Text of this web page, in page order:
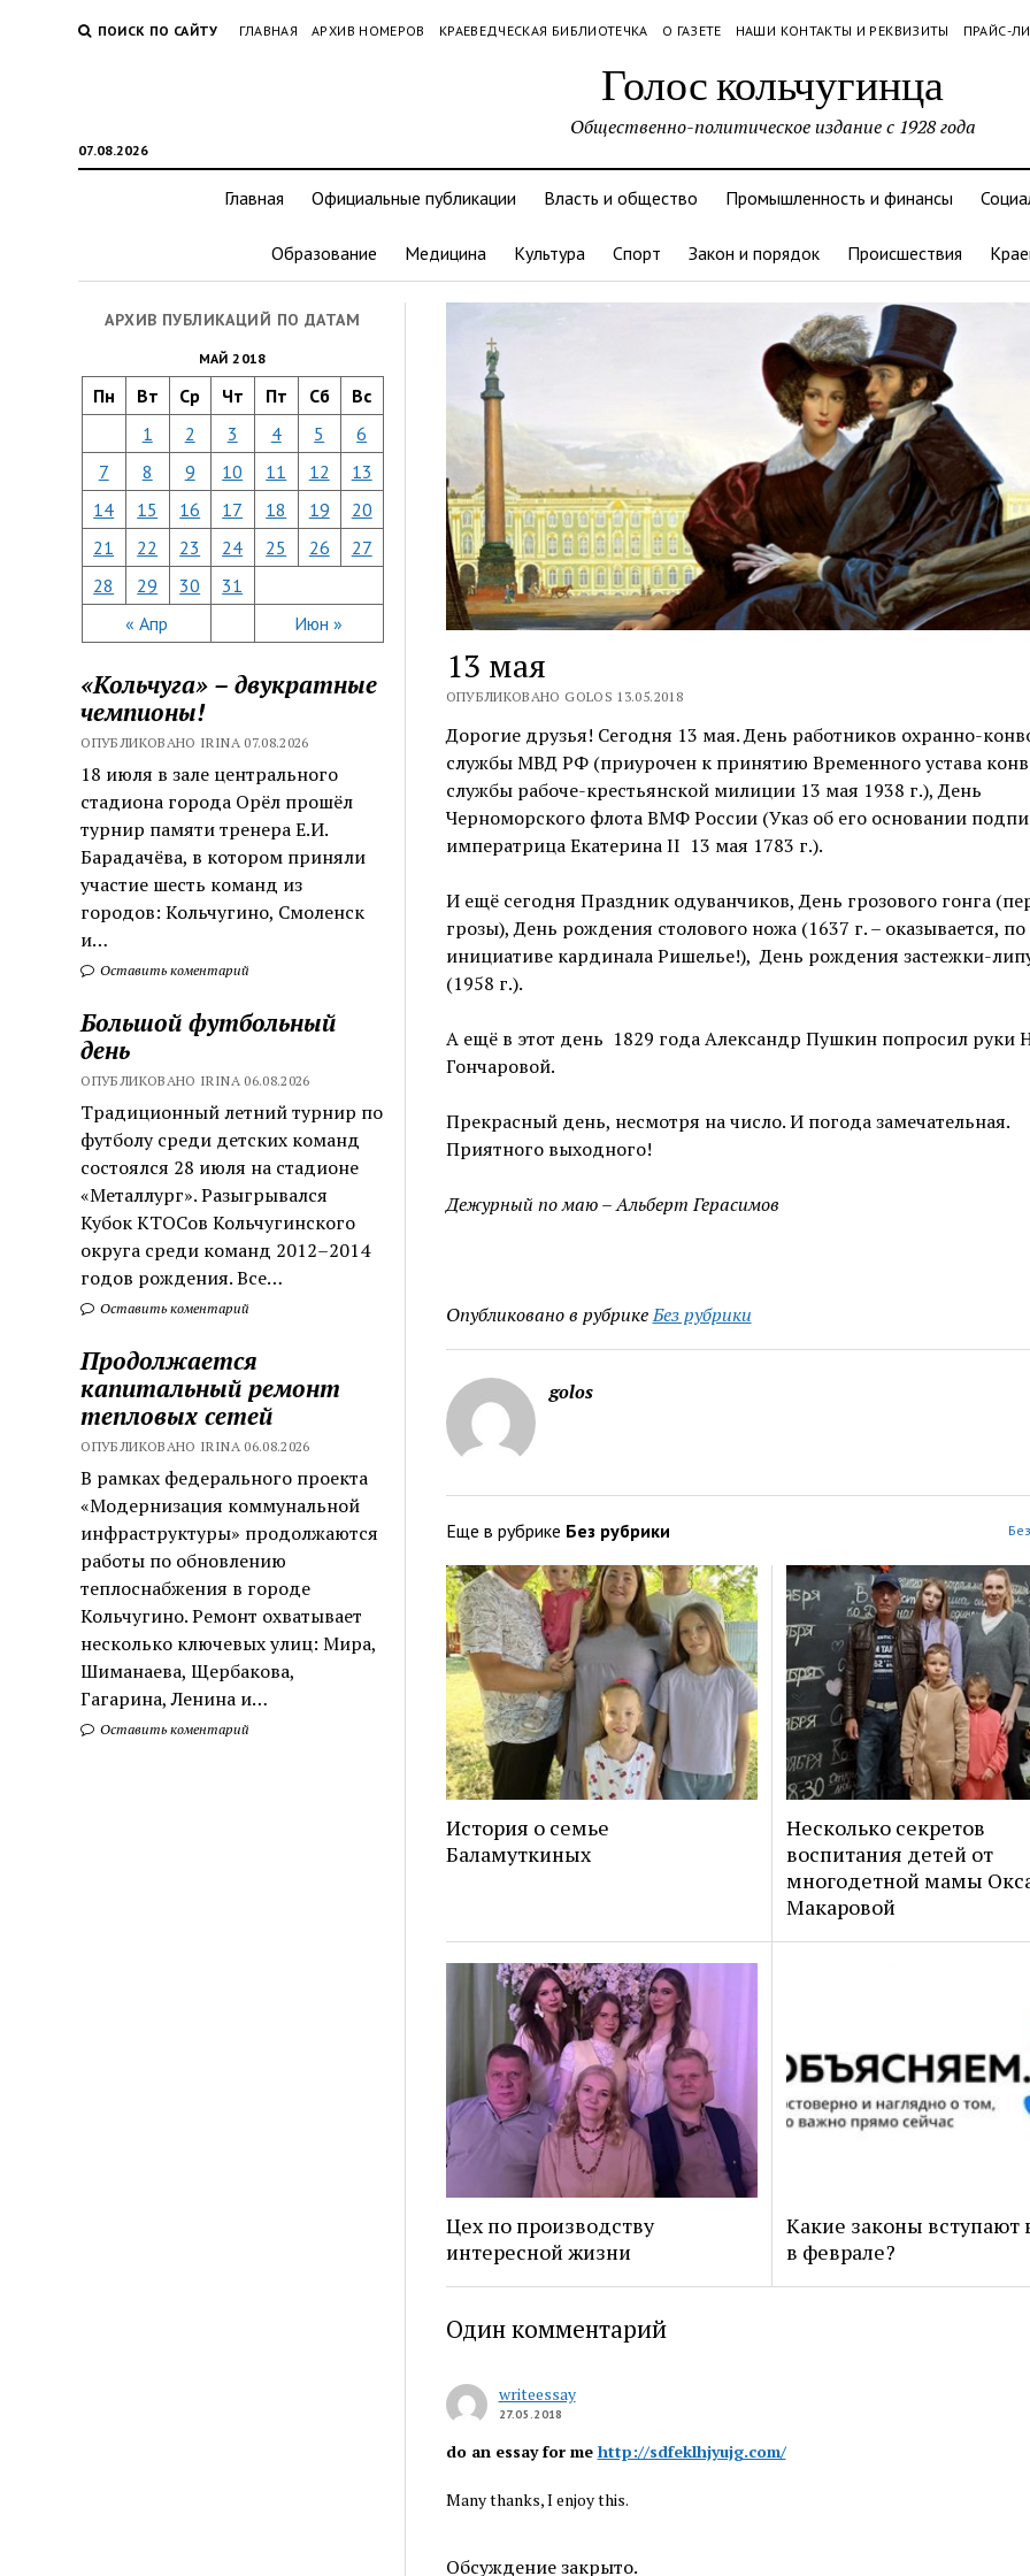
ПОИСК ПО САЙТУ ГЛАВНАЯ АРХИВ НОМЕРОВ КРАЕВЕДЧЕСКАЯ БИБЛИОТЕЧКА О ГАЗЕТЕ НАШИ КОНТАКТЫ И РЕКВИЗИТЫ ПРАЙС-
Голос кольчугинца
07.08.2026
Общественно-политическое издание с 1928 года
Главная Официальные публикации Власть и общество Промышленность и финансы
Образование Медицина Культура Спорт Закон и порядок Происшествия
АРХИВ ПУБЛИКАЦИЙ ПО ДАТАМ
МАЙ 2018
Пн Вт Ср Чт Пт Сб Вс
« Апр Июн »
1 2 3 4 5
6
7
8 9 10 11 12
13
14
15 16 17 18 19
20
21
22 23 24 25 26
27
28
29 30 31
«Кольчуга» – двукратные
чемпионы!
ОПУБЛИКОВАНО IRINA 07.08.2026
18 июля в зале центрального
стадиона города Орёл прошёл
турнир памяти тренера Е.И.
Барадачёва, в котором приняли
участие шесть команд из
городов: Кольчугино, Смоленск
и…
Оставить коментарий
Большой футбольный
день
ОПУБЛИКОВАНО IRINA 06.08.2026
Традиционный летний турнир по
футболу среди детских команд
состоялся 28 июля на стадионе
«Металлург». Разыгрывался
Кубок КТОСов Кольчугинского
округа среди команд 2012–2014
годов рождения. Все…
Оставить коментарий
Продолжается
капитальный ремонт
тепловых сетей
ОПУБЛИКОВАНО IRINA 06.08.2026
В рамках федерального проекта
«Модернизация коммунальной
инфраструктуры» продолжаются
работы по обновлению
теплоснабжения в городе
Кольчугино. Ремонт охватывает
несколько ключевых улиц: Мира,
Шиманаева, Щербакова,
Гагарина, Ленина и…
Оставить коментарий
13 мая
ОПУБЛИКОВАНО GOLOS 13.05.2018
Дорогие друзья! Сегодня 13 мая. День работников охранно-
службы МВД РФ (приурочен к принятию Временного устава
службы рабоче-крестьянской милиции 13 мая 1938 г.), День
Черноморского флота ВМФ России (Указ об его основании
императрица Екатерина II 13 мая 1783 г.).
И ещё сегодня Праздник одуванчиков, День грозового гонга
грозы), День рождения столового ножа (1637 г. – оказывается, по
инициативе кардинала Ришелье!), День рождения застежки-
(1958 г.).
А ещё в этот день 1829 года Александр Пушкин попросил руки
Гончаровой.
Прекрасный день, несмотря на число. И погода замечательная.
Приятного выходного!
Дежурный по маю – Альберт Герасимов
Опубликовано в рубрикеБез рубрики
golos
Еще в рубрике Без рубрики
История о семье
Баламуткиных
Несколько секретов
воспитания детей от
многодетной мамы
Макаровой
Цех по производству
интересной жизни
Какие законы вступают
в феврале?
Один комментарий
writeessay
27.05.2018
do an essay for me http://sdfeklhjyujg.com/
Many thanks, I enjoy this.
Обсуждение закрыто.